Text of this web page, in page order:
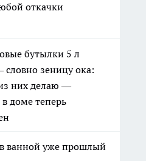
откачки
бутылки 5 л
словно зеницу ока:
них делаю —
доме теперь
ванной уже прошлый